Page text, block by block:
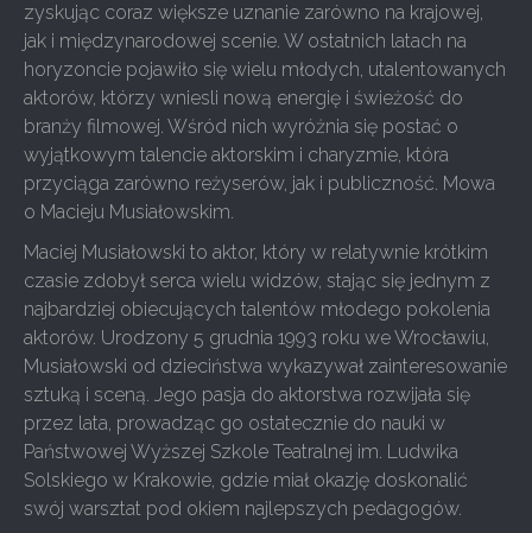
zyskując coraz większe uznanie zarówno na krajowej,
jak i międzynarodowej scenie. W ostatnich latach na
horyzoncie pojawiło się wielu młodych, utalentowanych
aktorów, którzy wniesli nową energię i świeżość do
branży filmowej. Wśród nich wyróżnia się postać o
wyjątkowym talencie aktorskim i charyzmie, która
przyciąga zarówno reżyserów, jak i publiczność. Mowa
o Macieju Musiałowskim.
Maciej Musiałowski to aktor, który w relatywnie krótkim
czasie zdobył serca wielu widzów, stając się jednym z
najbardziej obiecujących talentów młodego pokolenia
aktorów. Urodzony 5 grudnia 1993 roku we Wrocławiu,
Musiałowski od dzieciństwa wykazywał zainteresowanie
sztuką i sceną. Jego pasja do aktorstwa rozwijała się
przez lata, prowadząc go ostatecznie do nauki w
Państwowej Wyższej Szkole Teatralnej im. Ludwika
Solskiego w Krakowie, gdzie miał okazję doskonalić
swój warsztat pod okiem najlepszych pedagogów.